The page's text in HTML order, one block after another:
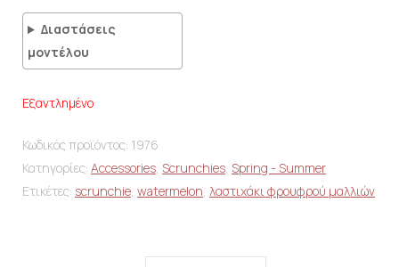
Διαστάσεις
μοντέλου
Εξαντλημένο
Κωδικός προϊόντος: 1976
Κατηγορίες: Accessories, Scrunchies, Spring - Summer
Ετικέτες: scrunchie, watermelon, λαστιχάκι φρουφρού μαλλιών